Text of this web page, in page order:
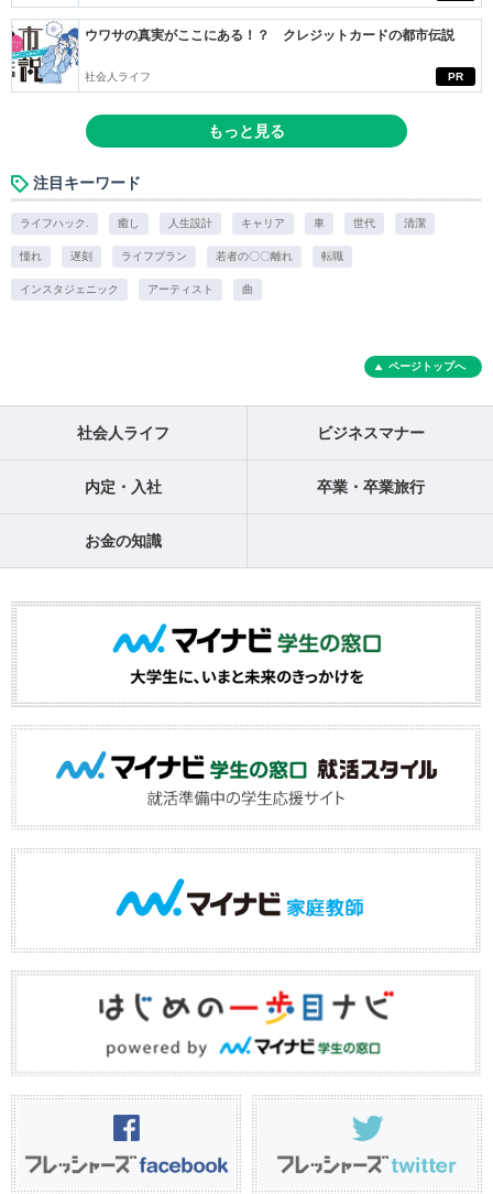
PR
ウワサの真実がここにある！？ クレジットカードの都市伝説
社会人ライフ
もっと見る
注目キーワード
ライフハック. 癒し 人生設計 キャリア 車 世代 清潔
憧れ 遅刻 ライフプラン 若者の〇〇離れ 転職
インスタジェニック アーティスト 曲
ページトップへ
社会人ライフ ビジネスマナー
内定・入社 卒業・卒業旅行
お金の知識